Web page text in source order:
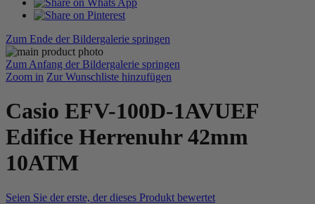
Zum Ende der Bildergalerie springen
Zum Anfang der Bildergalerie springen
Zoom in Zur Wunschliste hinzufügen
Casio EFV-100D-1AVUEF
Edifice Herrenuhr 42mm
10ATM
Seien Sie der erste, der dieses Produkt bewertet